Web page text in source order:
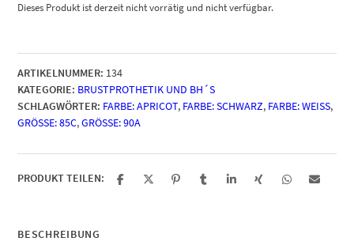
Dieses Produkt ist derzeit nicht vorrätig und nicht verfügbar.
ARTIKELNUMMER: 134
KATEGORIE: BRUSTPROTHETIK UND BH´S
SCHLAGWÖRTER: FARBE: APRICOT, FARBE: SCHWARZ, FARBE: WEISS ,
GRÖSSE: 85C ,GRÖSSE: 90A
PRODUKT TEILEN:
BESCHREIBUNG